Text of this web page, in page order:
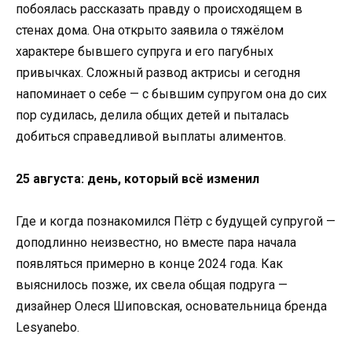
побоялась рассказать правду о происходящем в
стенах дома. Она открыто заявила о тяжёлом
характере бывшего супруга и его пагубных
привычках. Сложный развод актрисы и сегодня
напоминает о себе — с бывшим супругом она до сих
пор судилась, делила общих детей и пыталась
добиться справедливой выплаты алиментов.
25 августа: день, который всё изменил
Где и когда познакомился Пётр с будущей супругой —
доподлинно неизвестно, но вместе пара начала
появляться примерно в конце 2024 года. Как
выяснилось позже, их свела общая подруга —
дизайнер Олеся Шиповская, основательница бренда
Lesyanebo.